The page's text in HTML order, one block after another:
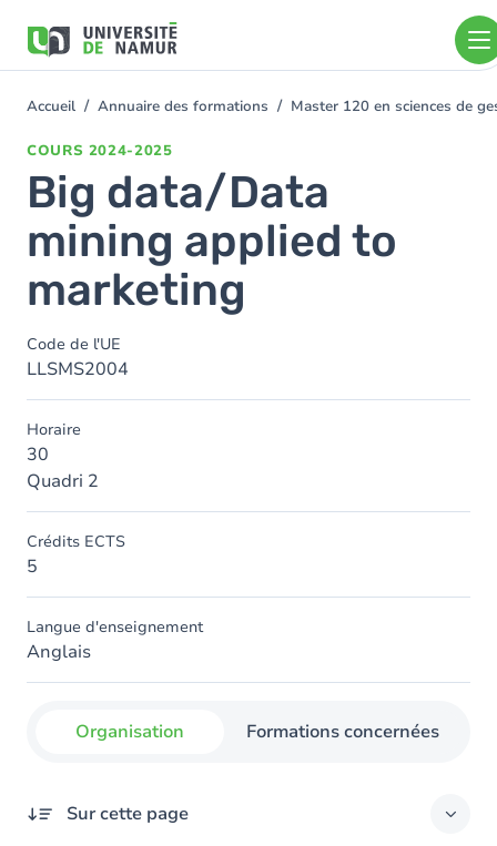
contenu
You
Accueil Annuaire des formations Master 120 en sciences de
COURS 2024-2025
Big data/Data
mining applied to
marketing
Code de l'UE
LLSMS2004
Horaire
30
Quadri 2
Crédits ECTS
5
Langue d'enseignement
Anglais
Organisation Formations concernées
Sur cette page